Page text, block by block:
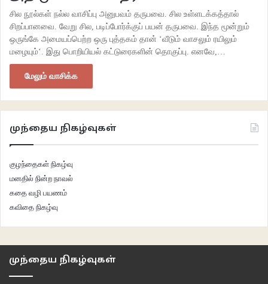
சில நூல்கள் நல்ல வாசிப்பு அனுபவம் தருபவை. சில உள்ளடக்கத்தால்
சிறப்பானவை. வேறு சில, படிப்போர்க்குப் பயன் தருபவை. இந்த மூன்றும்
ஒருங்கே அமையப்பெற்ற ஒரு புத்தகம் தான் ‘வீடும் வாசலும் ரயிலும்
மழையும்‘. இது பொறியியல் கட்டுரைகளின் தொகுப்பு. எனவே,…
மேலும் வாசிக்க
முந்தைய நிகழ்வுகள்
குழந்தைகள் நிகழ்வு
மனதில் நின்ற நாவல்
கதை வழி பயணம்
கவிதை நிகழ்வு
முந்தைய நிகழ்வுகள்